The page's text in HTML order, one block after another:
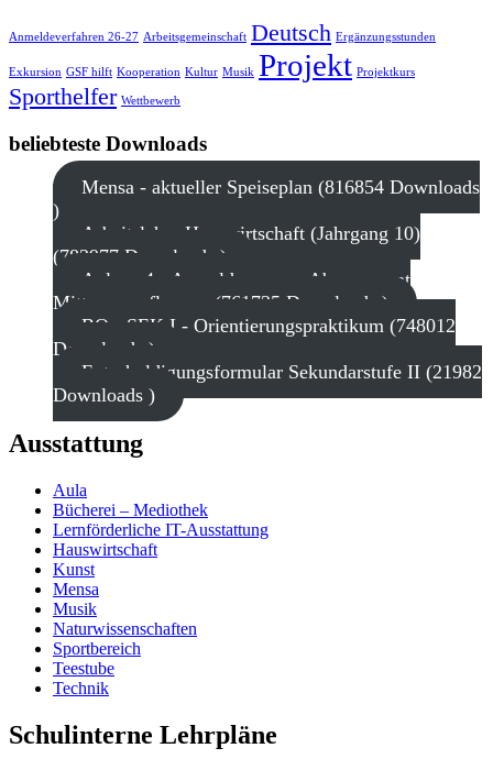
Anmeldeverfahren 26-27 Arbeitsgemeinschaft Deutsch Ergänzungsstunden
Exkursion GSF hilft Kooperation Kultur Musik Projekt Projektkurs
Sporthelfer Wettbewerb
beliebteste Downloads
Mensa - aktueller Speiseplan (816854 Downloads
)
Arbeitslehre Hauswirtschaft (Jahrgang 10)
(783977 Downloads )
Anlage 4 - Anmeldung zum Abonnement
Mittagsverpflegung (761735 Downloads )
BO - SEK I - Orientierungspraktikum (748012
Downloads )
Entschuldigungsformular Sekundarstufe II (21982
Downloads )
Ausstattung
Aula
Bücherei – Mediothek
Lernförderliche IT-Ausstattung
Hauswirtschaft
Kunst
Mensa
Musik
Naturwissenschaften
Sportbereich
Teestube
Technik
Schulinterne Lehrpläne